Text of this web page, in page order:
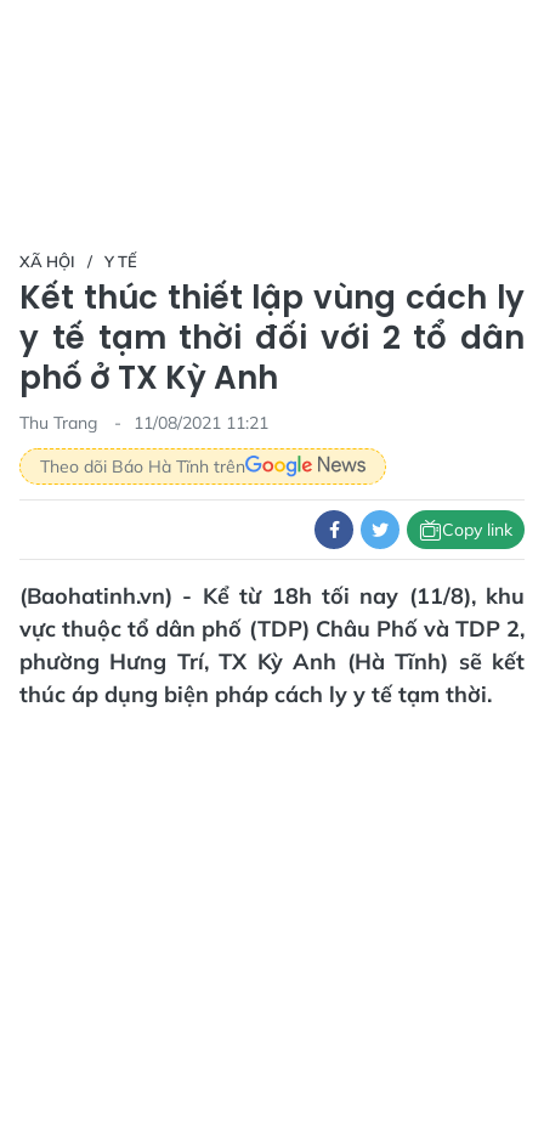
XÃ HỘI Y TẾ
Kết thúc thiết lập vùng cách ly
y tế tạm thời đối với 2 tổ dân
phố ở TX Kỳ Anh
Thu Trang
11/08/2021 11:21
Theo dõi Báo Hà Tĩnh trên
Copy link
(Baohatinh.vn) - Kể từ 18h tối nay (11/8), khu
vực thuộc tổ dân phố (TDP) Châu Phố và TDP 2,
phường Hưng Trí, TX Kỳ Anh (Hà Tĩnh) sẽ kết
thúc áp dụng biện pháp cách ly y tế tạm thời.